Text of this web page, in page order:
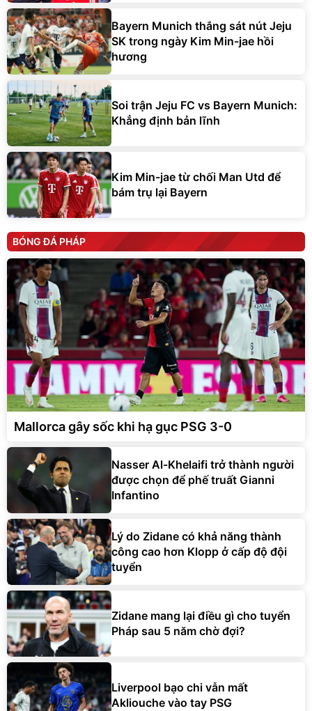
Bayern Munich thắng sát nút Jeju
SK trong ngày Kim Min-jae hồi
hương
Soi trận Jeju FC vs Bayern Munich:
Khẳng định bản lĩnh
Kim Min-jae từ chối Man Utd để
bám trụ lại Bayern
BÓNG ĐÁ PHÁP
Mallorca gây sốc khi hạ gục PSG 3-0
Nasser Al-Khelaifi trở thành người
được chọn để phế truất Gianni
Infantino
Lý do Zidane có khả năng thành
công cao hơn Klopp ở cấp độ đội
tuyển
Zidane mang lại điều gì cho tuyển
Pháp sau 5 năm chờ đợi?
Liverpool bạo chi vẫn mất
Akliouche vào tay PSG